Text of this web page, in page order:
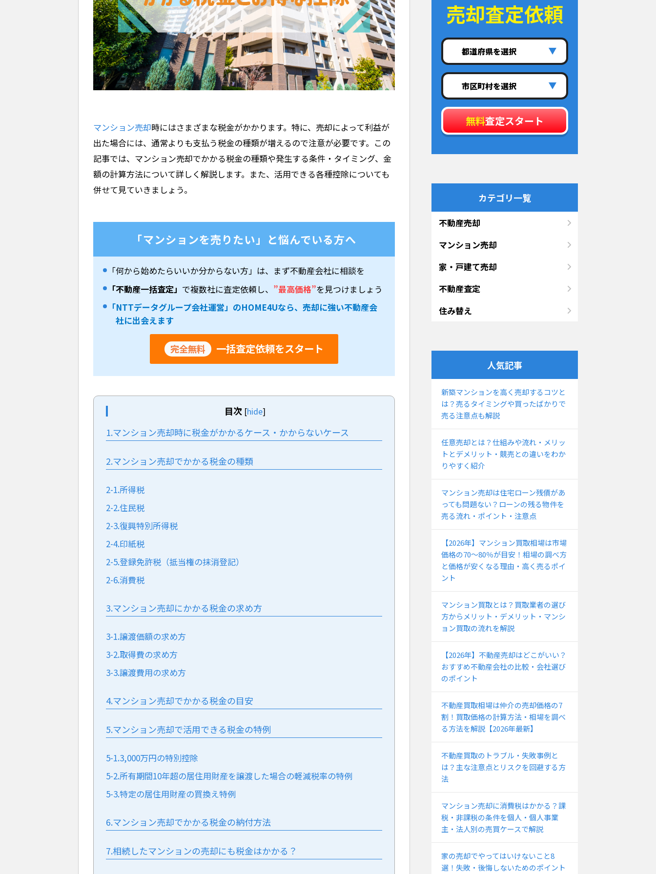
マンション売却時にはさまざまな税金がかかります。特に、売却によって利益が
出た場合には、通常よりも支払う税金の種類が増えるので注意が必要です。この
記事では、マンション売却でかかる税金の種類や発生する条件・タイミング、金
額の計算方法について詳しく解説します。また、活用できる各種控除についても
併せて見ていきましょう。
「マンションを売りたい」と悩んでいる方へ
「何から始めたらいいか分からない方」は、まず不動産会社に相談を
「不動産一括査定」 で複数社に査定依頼し、 ”最高価格”を見つけましょう
「NTTデータグループ会社運営」のHOME4Uなら、売却に強い不動産会
社に出会えます
完全無料 一括査定依頼をスタート
目次 [hide]
1.マンション売却時に税金がかかるケース・かからないケース
2.マンション売却でかかる税金の種類
2-1.所得税
2-2.住民税
2-3.復興特別所得税
2-4.印紙税
2-5.登録免許税（抵当権の抹消登記）
2-6.消費税
3.マンション売却にかかる税金の求め方
3-1.譲渡価額の求め方
3-2.取得費の求め方
3-3.譲渡費用の求め方
4.マンション売却でかかる税金の目安
5.マンション売却で活用できる税金の特例
5-1.3,000万円の特別控除
5-2.所有期間10年超の居住用財産を譲渡した場合の軽減税率の特例
5-3.特定の居住用財産の買換え特例
6.マンション売却でかかる税金の納付方法
7.相続したマンションの売却にも税金はかかる？
売却査定依頼
都道府県を選択
市区町村を選択
無料査定スタート
カテゴリ一覧
不動産売却
マンション売却
家・戸建て売却
不動産査定
住み替え
人気記事
新築マンションを高く売却するコツと
は？売るタイミングや買ったばかりで
売る注意点も解説
任意売却とは？仕組みや流れ・メリッ
トとデメリット・競売との違いをわか
りやすく紹介
マンション売却は住宅ローン残債があ
っても問題ない？ローンの残る物件を
売る流れ・ポイント・注意点
【2026年】マンション買取相場は市場
価格の70〜80％が目安！相場の調べ方
と価格が安くなる理由・高く売るポイ
ント
マンション買取とは？買取業者の選び
方からメリット・デメリット・マンシ
ョン買取の流れを解説
【2026年】不動産売却はどこがいい？
おすすめ不動産会社の比較・会社選び
のポイント
不動産買取相場は仲介の売却価格の7
割！買取価格の計算方法・相場を調べ
る方法を解説【2026年最新】
不動産買取のトラブル・失敗事例と
は？主な注意点とリスクを回避する方
法
マンション売却に消費税はかかる？課
税・非課税の条件を個人・個人事業
主・法人別の売買ケースで解説
家の売却でやってはいけないこと8
選！失敗・後悔しないためのポイント